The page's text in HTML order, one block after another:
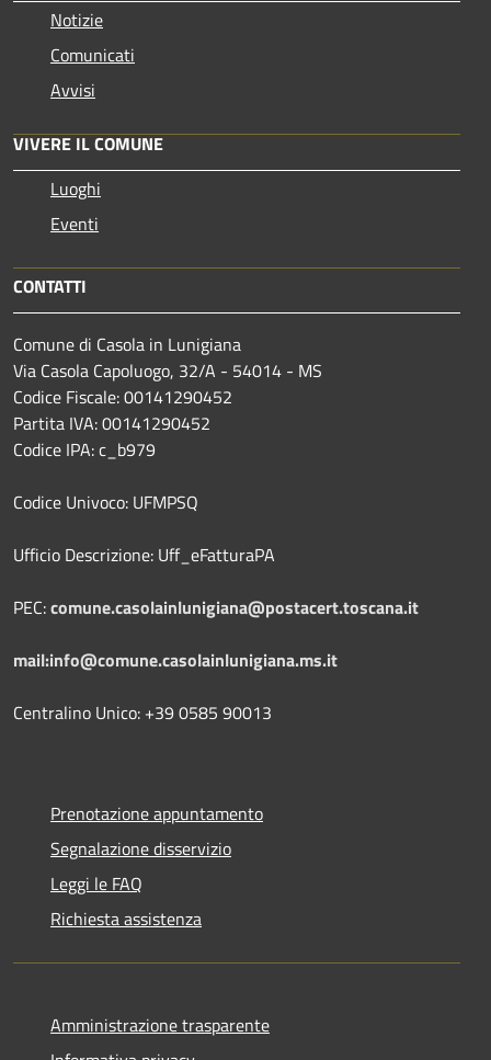
Notizie
Comunicati
Avvisi
VIVERE IL COMUNE
Luoghi
Eventi
CONTATTI
Comune di Casola in Lunigiana
Via Casola Capoluogo, 32/A - 54014 - MS
Codice Fiscale: 00141290452
Partita IVA: 00141290452
Codice IPA: c_b979
Codice Univoco: UFMPSQ
Ufficio Descrizione: Uff_eFatturaPA
PEC:comune.casolainlunigiana@postacert.toscana.it
mail:info@comune.casolainlunigiana.ms.it
Centralino Unico: +39 0585 90013
Prenotazione appuntamento
Segnalazione disservizio
Leggi le FAQ
Richiesta assistenza
Amministrazione trasparente